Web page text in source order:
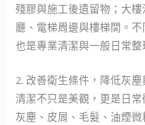
殘膠與施工後遺留物；大
廳、電梯周邊與樓梯間。
也是專業清潔與一般日常整
2. 改善衛生條件，降低灰
清潔不只是美觀，更是日
灰塵、皮屑、毛髮、油煙